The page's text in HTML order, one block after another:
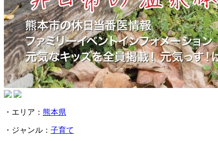
・エリア： 熊本県
・ジャンル： 子育て